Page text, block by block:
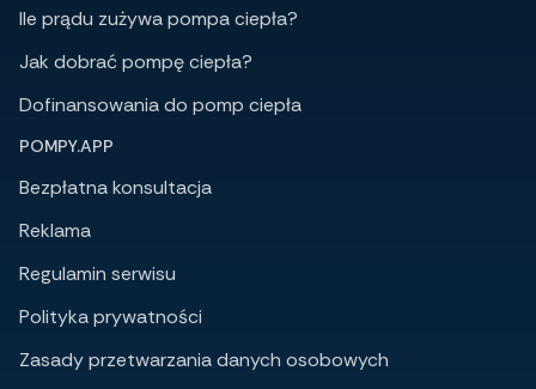
Ile prądu zużywa pompa ciepła?
Jak dobrać pompę ciepła?
Dofinansowania do pomp ciepła
POMPY.APP
Bezpłatna konsultacja
Reklama
Regulamin serwisu
Polityka prywatności
Zasady przetwarzania danych osobowych